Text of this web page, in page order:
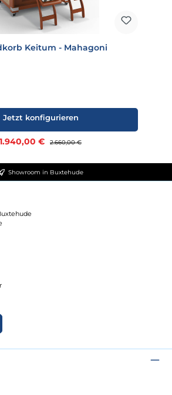
Keitum - Mahagoni
Verkaufspreis:
1.940,00 € Regulärer Preis:
2.660,00 €
Jetzt konfigurieren
Showroom in Buxtehude